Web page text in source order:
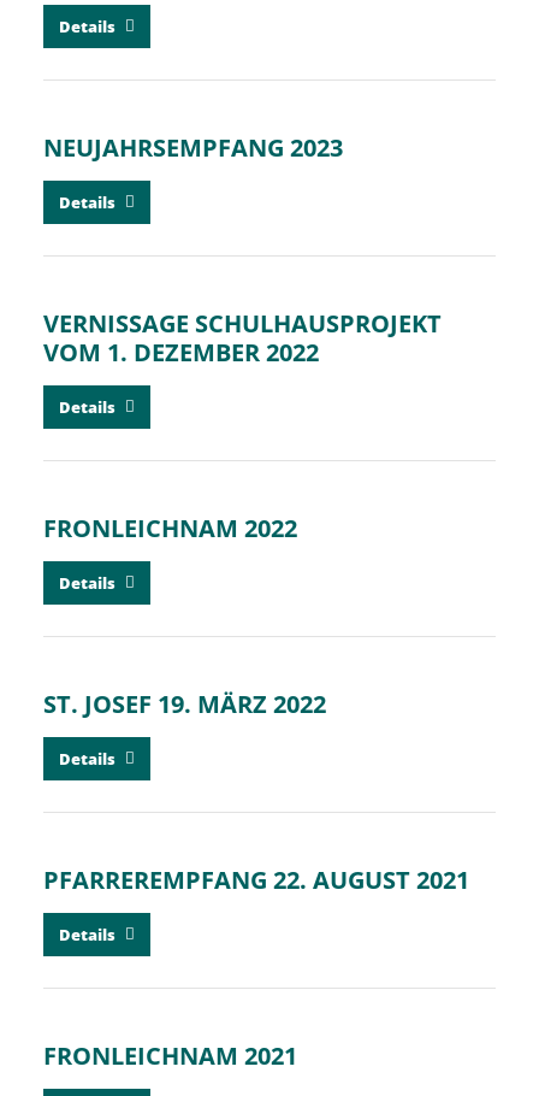
Details
NEUJAHRSEMPFANG 2023
Details
VERNISSAGE SCHULHAUSPROJEKT
VOM 1. DEZEMBER 2022
Details
FRONLEICHNAM 2022
Details
ST. JOSEF 19. MÄRZ 2022
Details
PFARREREMPFANG 22. AUGUST 2021
Details
FRONLEICHNAM 2021